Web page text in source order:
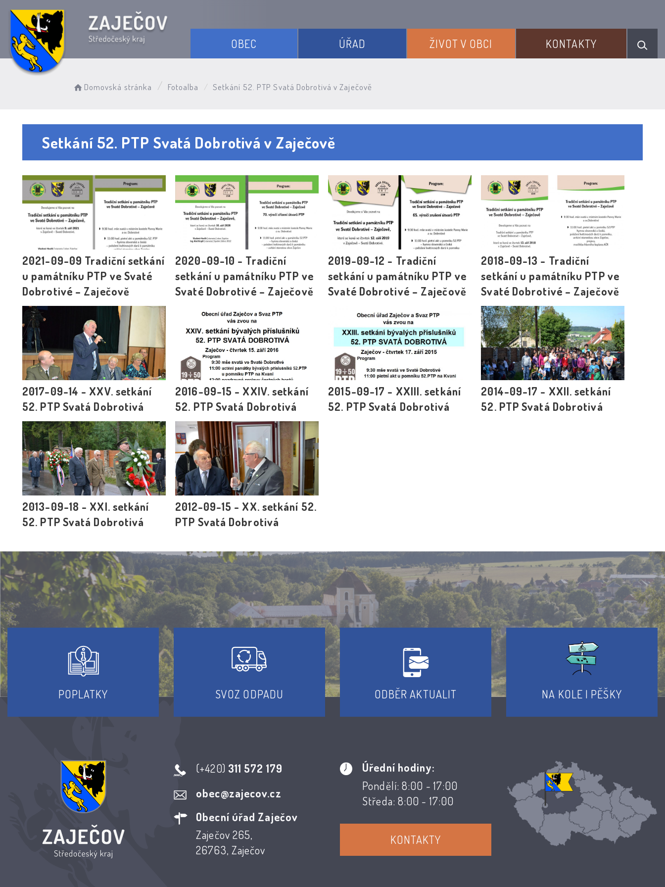
OBEC ÚŘAD ŽIVOT V OBCI KONTAKTY
Domovská stránka Fotoalba Setkání 52. PTP Svatá Dobrotivá v Zaječově
Setkání 52. PTP Svatá Dobrotivá v Zaječově
2021-09-09 Tradiční setkání
u památníku PTP ve Svaté
Dobrotivé – Zaječově
2020-09-10 - Tradiční
setkání u památníku PTP ve
Svaté Dobrotivé – Zaječově
2019-09-12 - Tradiční
setkání u památníku PTP ve
Svaté Dobrotivé – Zaječově
2018-09-13 - Tradiční
setkání u památníku PTP ve
Svaté Dobrotivé – Zaječově
2017-09-14 - XXV. setkání
52. PTP Svatá Dobrotivá
2016-09-15 - XXIV. setkání
52. PTP Svatá Dobrotivá
2015-09-17 - XXIII. setkání
52. PTP Svatá Dobrotivá
2014-09-17 - XXII. setkání
52. PTP Svatá Dobrotivá
2013-09-18 - XXI. setkání
52. PTP Svatá Dobrotivá
2012-09-15 - XX. setkání 52.
PTP Svatá Dobrotivá
POPLATKY SVOZ ODPADU ODBĚR AKTUALIT NA KOLE I PĚŠKY
(+420) 311 572 179
obec@zajecov.cz
Obecní úřad Zaječov
Zaječov 265,
26763, Zaječov
Úřední hodiny:
Pondělí: 8:00 - 17:00
Středa: 8:00 - 17:00
KONTAKTY